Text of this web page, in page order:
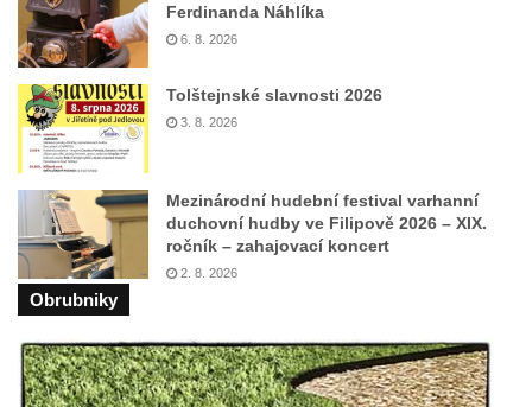
Pomník Přemysla Otakara II. v parku Na
Sadech v Českých Budějovicích
Socha Mateřství v parku Na Sadech v
Českých Budějovicích
Památník Otokara Mokrého v parku Na
Sadech v Českých Budějovicích
Poslední dochovaný tramvajový sloup na
Pražské třídě v Českých Budějovicích
Socha Civilizovaní na Husově třídě v
Socha svatého Jana Nepomuckého Na
Sadech u Mlýnské stoky v Českých
Ferdinanda Náhlíka
6. 8. 2026
Tolštejnské slavnosti 2026
3. 8. 2026
Mezinárodní hudební festival varhanní
duchovní hudby ve Filipově 2026 – XIX.
ročník – zahajovací koncert
2. 8. 2026
Obrubniky